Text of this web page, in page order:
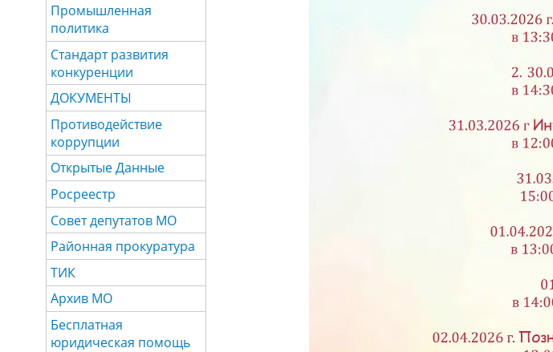
Промышленная
политика
Стандарт развития
конкуренции
ДОКУМЕНТЫ
Противодействие
коррупции
Открытые Данные
Росреестр
Совет депутатов МО
Районная прокуратура
ТИК
Архив МО
Бесплатная
юридическая помощь